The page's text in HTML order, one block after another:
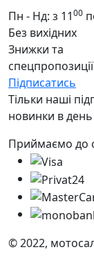
Пн - Нд: з 1100
Без вихідних
Знижки та
спецпропозиції
Підписатись
Тільки наші
новинки в день
Приймаємо до
© 2022,